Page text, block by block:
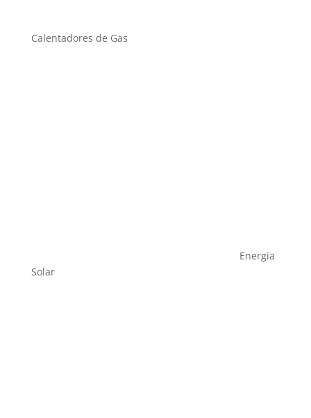
Calentadores de Gas
Energia
Solar